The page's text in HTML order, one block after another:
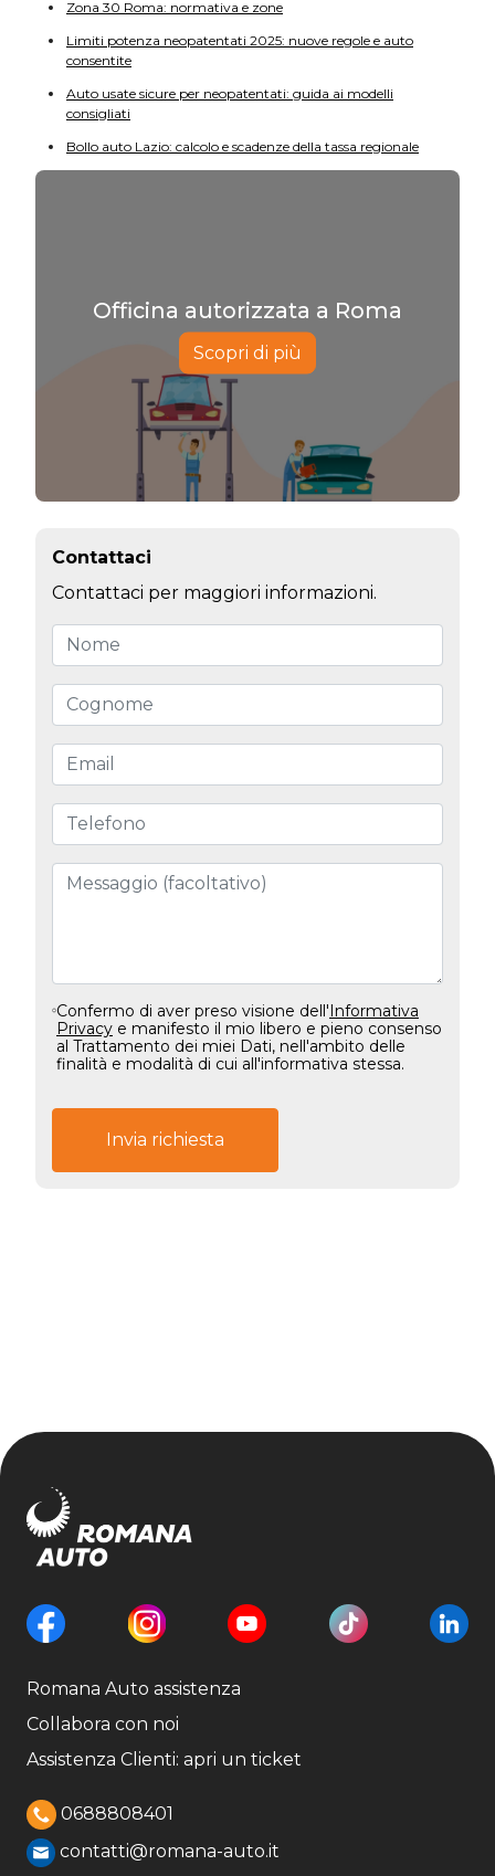
Zona 30 Roma: normativa e zone
Limiti potenza neopatentati 2025: nuove regole e auto
consentite
Auto usate sicure per neopatentati: guida ai modelli
consigliati
Bollo auto Lazio: calcolo e scadenze della tassa regionale
Officina autorizzata a Roma
Scopri di più
Contattaci
Contattaci per maggiori informazioni.
Confermo di aver preso visione dell' Informativa
Privacye manifesto il mio libero e pieno consenso
al Trattamento dei miei Dati, nell'ambito delle
finalità e modalità di cui all'informativa stessa.
Invia richiesta
Romana Auto assistenza
Collabora con noi
Assistenza Clienti: apri un ticket
0688808401
contatti@romana-auto.it